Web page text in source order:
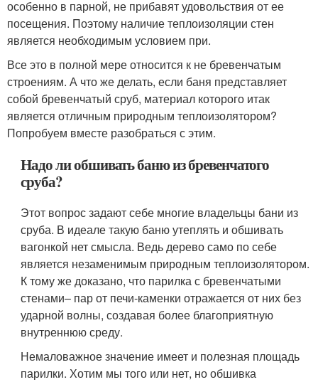
особенно в парной, не прибавят удовольствия от ее
посещения. Поэтому наличие теплоизоляции стен
является необходимым условием при.
Все это в полной мере относится к не бревенчатым
строениям. А что же делать, если баня представляет
собой бревенчатый сруб, материал которого итак
является отличным природным теплоизолятором?
Попробуем вместе разобраться с этим.
Надо ли обшивать баню из бревенчатого
сруба?
Этот вопрос задают себе многие владельцы бани из
сруба. В идеале такую баню утеплять и обшивать
вагонкой нет смысла. Ведь дерево само по себе
является незаменимым природным теплоизолятором.
К тому же доказано, что парилка с бревенчатыми
стенами– пар от печи-каменки отражается от них без
ударной волны, создавая более благоприятную
внутреннюю среду.
Немаловажное значение имеет и полезная площадь
парилки. Хотим мы того или нет, но обшивка